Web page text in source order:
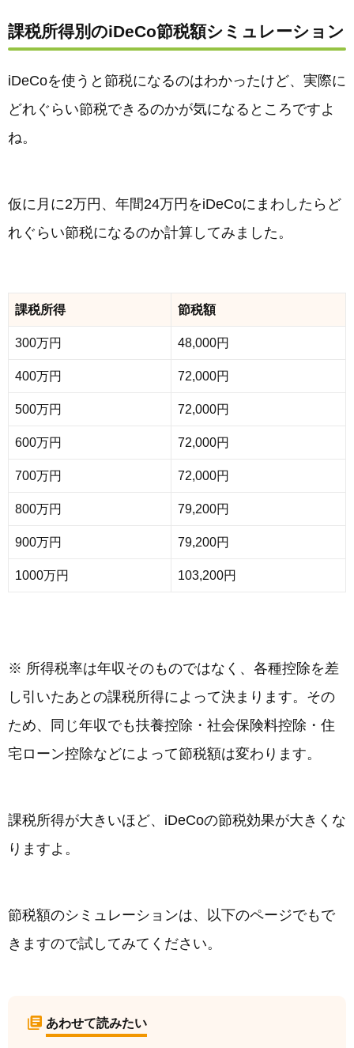
課税所得別のiDeCo節税額シミュレーション
iDeCoを使うと節税になるのはわかったけど、実際に
どれぐらい節税できるのかが気になるところですよ
ね。
仮に月に2万円、年間24万円をiDeCoにまわしたらど
れぐらい節税になるのか計算してみました。
課税所得 節税額
300万円 48,000円
400万円 72,000円
500万円 72,000円
600万円 72,000円
700万円 72,000円
800万円 79,200円
900万円 79,200円
1000万円 103,200円
※ 所得税率は年収そのものではなく、各種控除を差
し引いたあとの課税所得によって決まります。その
ため、同じ年収でも扶養控除・社会保険料控除・住
宅ローン控除などによって節税額は変わります。
課税所得が大きいほど、iDeCoの節税効果が大きくな
りますよ。
節税額のシミュレーションは、以下のページでもで
きますので試してみてください。
あわせて読みたい